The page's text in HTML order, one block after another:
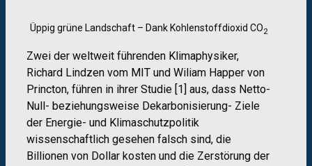
Üppig grüne Landschaft – Dank Kohlenstoffdioxid CO2
Zwei der weltweit führenden Klimaphysiker,
Richard Lindzen vom MIT und Wiliam Happer von
Princton, führen in ihrer Studie [1] aus, dass Netto-
Null- beziehungsweise Dekarbonisierung- Ziele
der Energie- und Klimaschutzpolitik
wissenschaftlich gesehen falsch sind, die
Billionen von Dollar kosten und die Zerstörung der